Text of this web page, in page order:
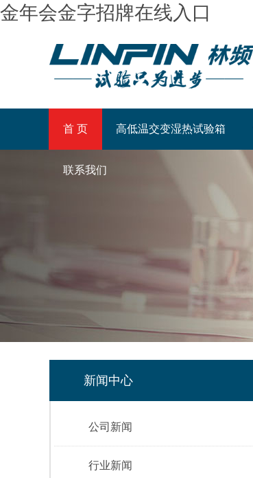
金年会金字招牌在线入口
首 页 高低温交变湿热试验箱
联系我们
新闻中心
公司新闻
行业新闻